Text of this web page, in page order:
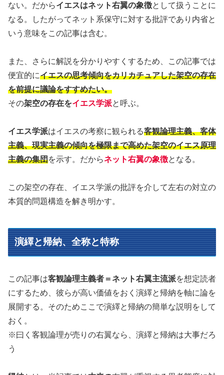
ない。だからイエスはネット右翼の象徴として扱うことに
なる。したがってネット系保守に対する批評であり内省と
いう意味をこの記事は含む。
また、さらに解説を分かりやすくするため、この記事では
便宜的にイエスの思考傾向をカリカチュアした架空の存在
を前提に議論をすすめたい。
その架空の存在をイエス学派と呼ぶ。
イエス学派はイエスの考察に観られる客観論理主義、客体
主義、現実主義の傾向を極限まで高めた架空のイエス原理
主義の集団を示す。だからネット右翼の象徴となる。
この架空の存在、イエス学派の批評を介して左右の対立の
本質的問題構造を解き明かす。
演繹と帰納、全称と特称
この記事は客観論理主義者＝ネット右翼主流派を想定読者
にするため、彼らが高い価値をおく演繹と帰納を軸に論を
展開する。そのためここで演繹と帰納の簡単な説明をして
おく。
※曰く客観論理が売りの右翼なら、演繹と帰納は大事だろ
う